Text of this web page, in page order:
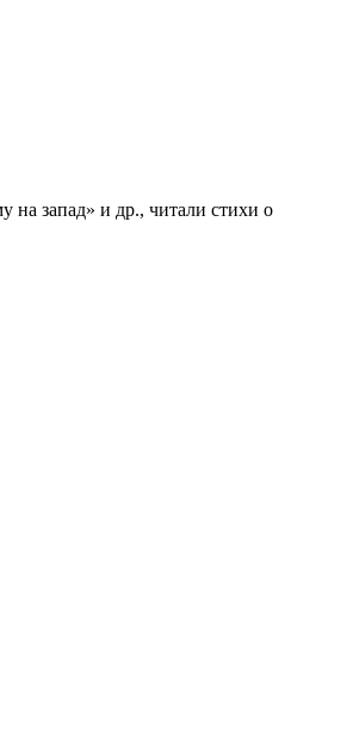
запад» и др., читали стихи о